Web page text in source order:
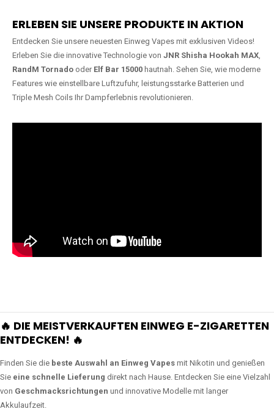
ERLEBEN SIE UNSERE PRODUKTE IN AKTION
Entdecken Sie unsere neuesten Einweg Vapes mit exklusiven Videos!
Erleben Sie die innovative Technologie von JNR Shisha Hookah MAX,
RandM Tornado oder Elf Bar 15000 hautnah. Sehen Sie, wie moderne
Features wie einstellbare Luftzufuhr, leistungsstarke Batterien und
Triple Mesh Coils Ihr Dampferlebnis revolutionieren.
🔥 DIE MEISTVERKAUFTEN EINWEG E-ZIGARETTEN
ENTDECKEN! 🔥
Finden Sie die beste Auswahl an Einweg Vapes mit Nikotin und genießen
Sie eine schnelle Lieferung direkt nach Hause. Entdecken Sie eine Vielzahl
von Geschmacksrichtungen und innovative Modelle mit langer
Akkulaufzeit.